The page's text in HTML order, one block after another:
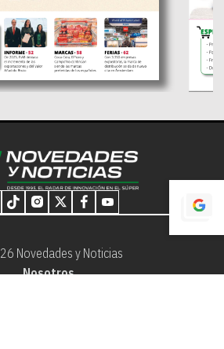
Novedades y Noticias
Nosotros